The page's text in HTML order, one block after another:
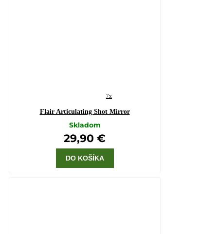
7x
Flair Articulating Shot Mirror
Skladom
29,90 €
DO KOŠÍKA